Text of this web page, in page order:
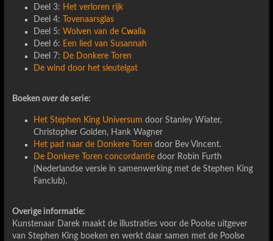
Deel 3: Het verloren rijk
Deel 4:
Tovenaarsglas
Deel 5: Wolven van de Cwalla
Deel 6: Een lied van Susannah
Deel 7: De Donkere Toren
De wind door het sleutelgat
Boeken overde serie:
Het Stephen King Universum door Stanley Wiater,
Christopher Golden, Hank Wagner
Het pad naar de Donkere Toren door Bev Vincent.
De Donkere Toren concordantiedoor Robin Furth
(Nederlandse versie in samenwerking met de Stephen King
Fanclub).
Overige informatie:
Kunstenaar Darek maakt de illustraties voor de Poolse uitgever
van Stephen King boeken en werkt daar samen met de Poolse